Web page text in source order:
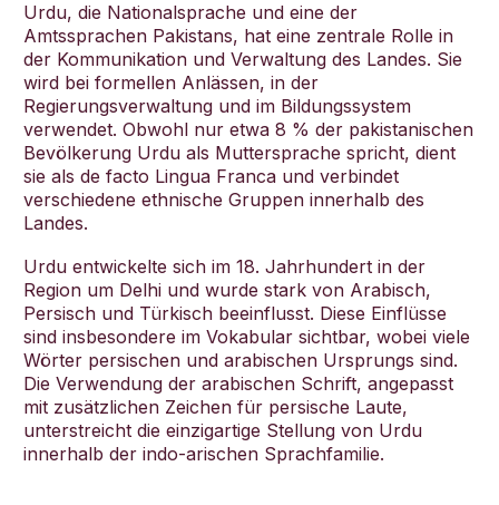
Urdu, die Nationalsprache und eine der
Amtssprachen Pakistans, hat eine zentrale Rolle in
der Kommunikation und Verwaltung des Landes. Sie
wird bei formellen Anlässen, in der
Regierungsverwaltung und im Bildungssystem
verwendet. Obwohl nur etwa 8 % der pakistanischen
Bevölkerung Urdu als Muttersprache spricht, dient
sie als de facto Lingua Franca und verbindet
verschiedene ethnische Gruppen innerhalb des
Landes.
Urdu entwickelte sich im 18. Jahrhundert in der
Region um Delhi und wurde stark von Arabisch,
Persisch und Türkisch beeinflusst. Diese Einflüsse
sind insbesondere im Vokabular sichtbar, wobei viele
Wörter persischen und arabischen Ursprungs sind.
Die Verwendung der arabischen Schrift, angepasst
mit zusätzlichen Zeichen für persische Laute,
unterstreicht die einzigartige Stellung von Urdu
innerhalb der indo-arischen Sprachfamilie.